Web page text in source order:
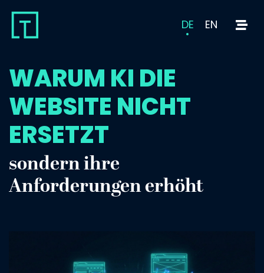
DE EN
WARUM KI DIE
WEBSITE NICHT
ERSETZT
sondern ihre
Anforderungen erhöht